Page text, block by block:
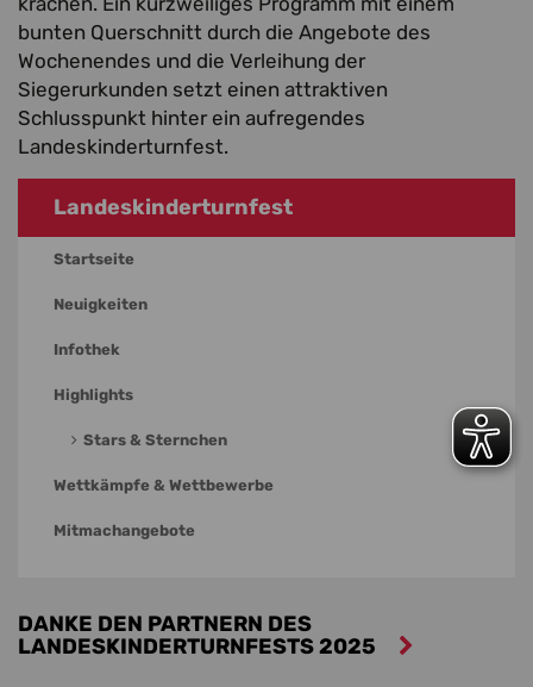
bunten Querschnitt durch die Angebote des
Wochenendes und die Verleihung der
Siegerurkunden setzt einen attraktiven
Schlusspunkt hinter ein aufregendes
Landeskinderturnfest.
Landeskinderturnfest
Startseite
Neuigkeiten
Infothek
Highlights
Stars & Sternchen
Wettkämpfe & Wettbewerbe
Mitmachangebote
DANKE DEN PARTNERN DES
LANDESKINDERTURNFESTS 2025